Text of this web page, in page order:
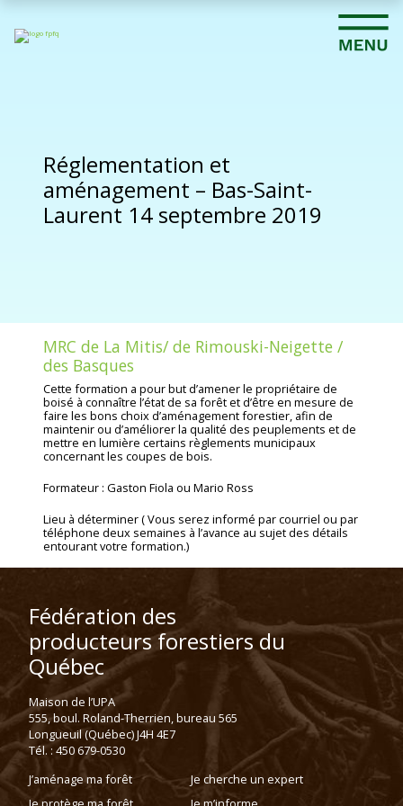
Réglementation et
aménagement – Bas-Saint-
Laurent 14 septembre 2019
MRC de La Mitis/ de Rimouski-Neigette /
des Basques
Cette formation a pour but d’amener le propriétaire de
boisé à connaître l’état de sa forêt et d’être en mesure de
faire les bons choix d’aménagement forestier, afin de
maintenir ou d’améliorer la qualité des peuplements et de
mettre en lumière certains règlements municipaux
concernant les coupes de bois.
Formateur : Gaston Fiola ou Mario Ross
Lieu à déterminer ( Vous serez informé par courriel ou par
téléphone deux semaines à l’avance au sujet des détails
entourant votre formation.)
Fédération des
producteurs forestiers du
Québec
Maison de l’UPA
555, boul. Roland-Therrien, bureau 565
Longueuil (Québec) J4H 4E7
Tél. : 450 679-0530
J’aménage ma forêt
Je cherche un expert